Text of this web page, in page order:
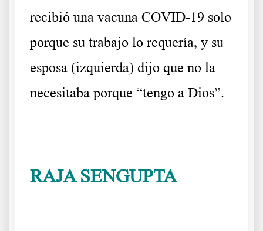
recibió una vacuna COVID-19 solo
porque su trabajo lo requería, y su
esposa (izquierda) dijo que no la
necesitaba porque “tengo a Dios”.
RAJA SENGUPTALa punción en